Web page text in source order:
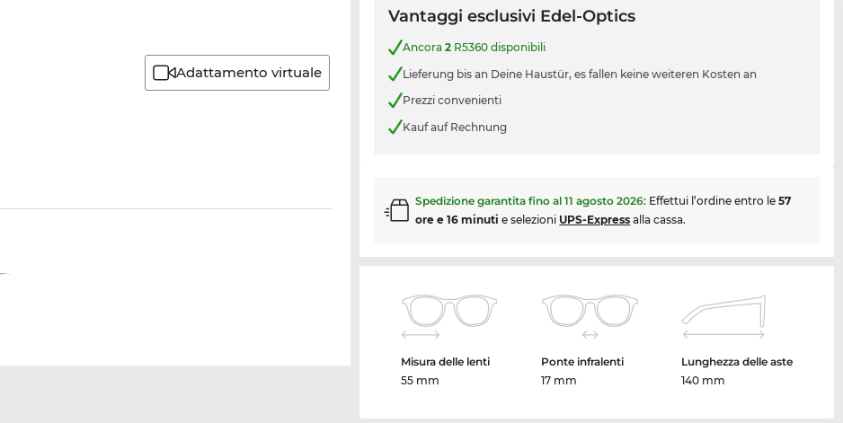
Adattamento virtuale
Vantaggi esclusivi Edel-Optics
Ancora2 R5360 disponibili
Lieferung bis an Deine Haustür, es fallen keine weiteren Kosten an
Prezzi convenienti
Kauf auf Rechnung
Spedizione garantita fino al11 agosto 2026: Effettui l’ordine entro le57
ore e 16 minuti e selezioni UPS-Express alla cassa.
Misura delle lenti
55 mm
Ponte infralenti
17 mm
Lunghezza delle aste
140 mm